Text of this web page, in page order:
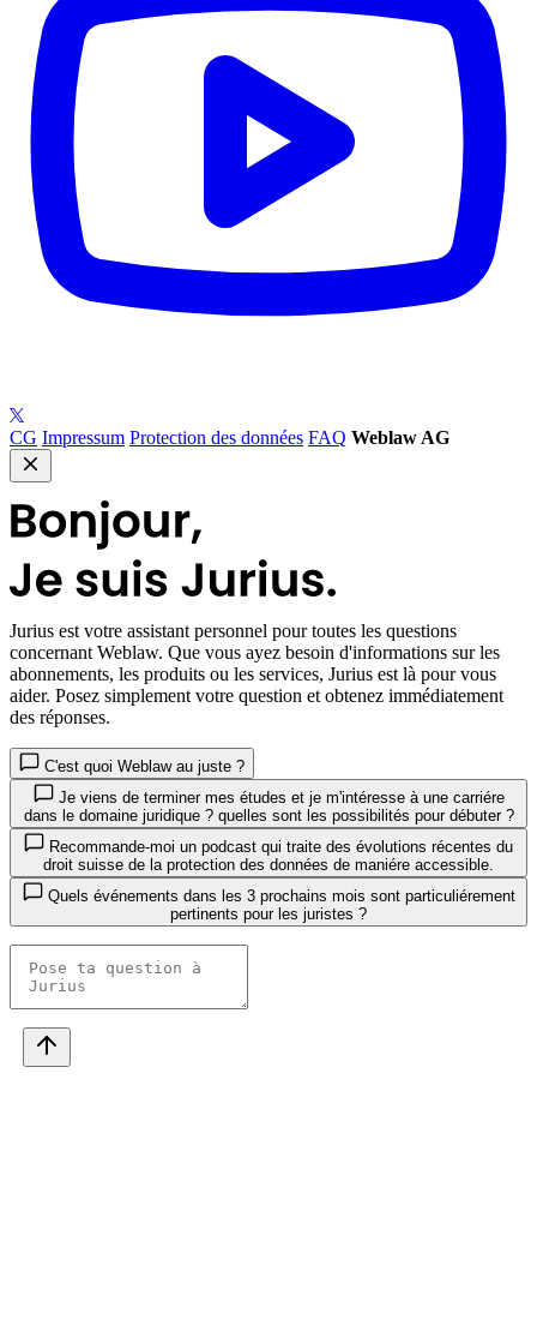
CG Impressum Protection des données FAQ Weblaw AG
Jurius est votre assistant personnel pour toutes les questions
concernant Weblaw. Que vous ayez besoin d'informations sur les
abonnements, les produits ou les services, Jurius est là pour vous
aider. Posez simplement votre question et obtenez immédiatement
des réponses.
C'est quoi Weblaw au juste ?
Je viens de terminer mes études et je m'intéresse à une carriére
dans le domaine juridique ? quelles sont les possibilités pour débuter ?
droit suisse de la protection des données de maniére accessible.
Quels événements dans les 3 prochains mois sont particuliérement
pertinents pour les juristes ?